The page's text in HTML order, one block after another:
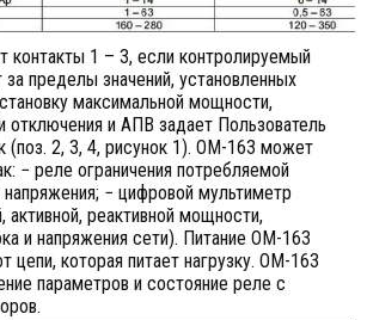
1 – 3, если контролируемый
пределы значений, установленных
максимальной мощности,
отключения и АПВ задает Пользователь
(поз. 2, 3, 4, рисунок 1). ОМ-163 может
− реле ограничения потребляемой
− цифровой мультиметр
активной, реактивной мощности,
и напряжения сети). Питание ОМ-163
цепи, которая питает нагрузку. ОМ-163
параметров и состояние реле с